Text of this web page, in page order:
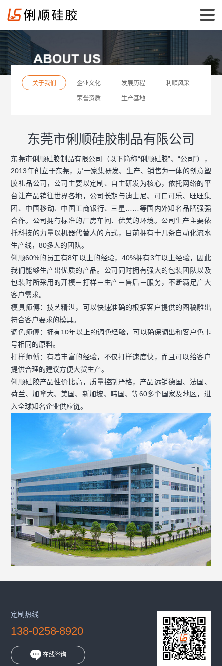
关于我们 企业文化 发展历程 利顺风采
荣誉资质 生产基地
东莞市俐顺硅胶制品有限公司
东莞市俐顺硅胶制品有限公司（以下简称“俐顺硅胶”、“公司”），
2013年创立于东莞，是一家集研发、生产、销售为一体的创意塑
胶礼品公司，公司主要以定制、自主研发为核心，依托网络的平
台让产品销往世界各地，公司长期与迪士尼、可口可乐、旺旺集
团、中国移动、中国工商银行、三星……等国内外知名品牌强强
合作。公司拥有标准的厂房车间、优美的环境。公司生产主要依
托科技的力量以机器代替人的方式，目前拥有十几条自动化流水
生产线，80多人的团队。
俐顺60%的员工有8年以上的经验，40%拥有3年以上经验，因此
我们能够生产出优质的产品。公司同时拥有强大的包装团队以及
包装时所采用的开模－打样－生产－售后－服务，不断满足广大
客户需求。
模具师傅：技艺精湛，可以快速准确的根据客户提供的图稿雕出
符合客户要求的模具。
调色师傅：拥有10年以上的调色经验，可以确保调出和客户色卡
号相同的原料。
打样师傅：有着丰富的经验，不仅打样速度快，而且可以给客户
提供合理的建议方便大货生产。
俐顺硅胶产品性价比高，质量控制严格，产品远销德国、法国、
荷兰、加拿大、美国、新加坡、韩国、等60多个国家及地区，进
入全球知名企业供应链。
定制热线
138-0258-8920
在线咨询